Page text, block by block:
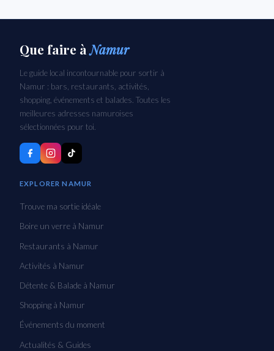
Que faire àNamur
Le guide local incontournable pour sortir à
Namur : bars, restaurants, activités,
shopping, événements et balades. Toutes les
meilleures adresses namuroises
sélectionnées pour toi.
EXPLORER NAMUR
Trouve ma sortie idéale
Boire un verre à Namur
Restaurants à Namur
Activités à Namur
Détente & Balade à Namur
Shopping à Namur
Événements du moment
Actualités & Guides